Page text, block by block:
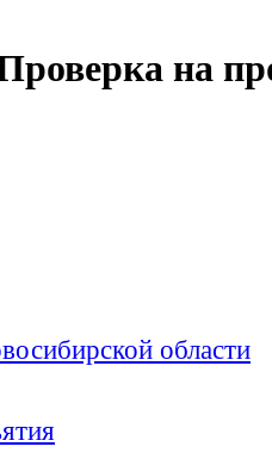
на
области